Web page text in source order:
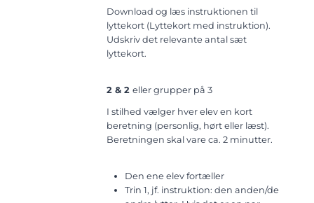
Download og læs instruktionen til
lyttekort (Lyttekort med instruktion).
Udskriv det relevante antal sæt
lyttekort.
2 & 2 eller grupper på 3
I stilhed vælger hver elev en kort
beretning (personlig, hørt eller læst).
Beretningen skal vare ca. 2 minutter.
Den ene elev fortæller
Trin 1, jf. instruktion: den anden/de